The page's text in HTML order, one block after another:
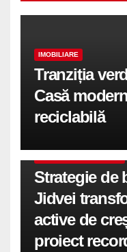
IMOBILIARE
Tranziția
Casă
reciclabilă
Strategie de
Jidvei
active de
proiect